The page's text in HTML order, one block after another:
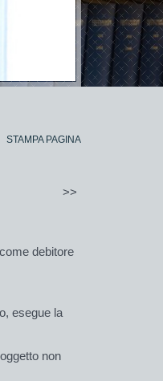
STAMPA PAGINA
>>
debitore
esegue la
non